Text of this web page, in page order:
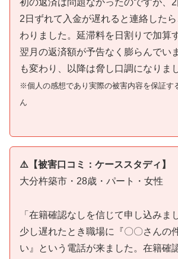
2日ずれて入金が遅れると連絡した
わりました。延滞料を日割りで加算
翌月の返済額が予告なく膨らんでい
も変わり、以降は脅し口調になりま
※個人の感想であり実際の被害内容を保証す
ん
⚠️【被害口コミ：ケーススタディ】
大分杵築市・28歳・パート・女性
「在籍確認なしを信じて申し込みま
少し遅れたとき職場に『〇〇さんの
い』という電話が来ました。在籍確